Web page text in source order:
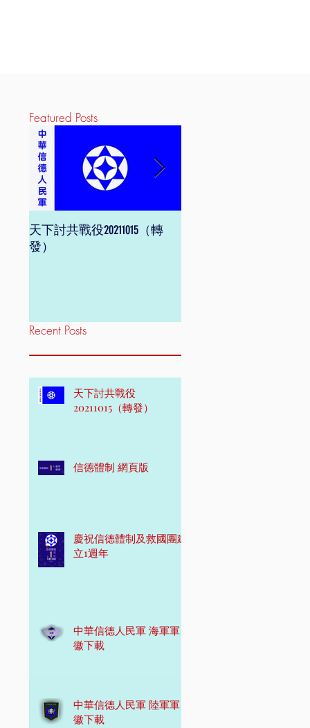
Featured Posts
天下討共戰役20211015（轉
發）
Recent Posts
天下討共戰役
20211015（轉發）
信德體制 網頁版
慶祝信德體制及救國團建
立1週年
中華信德人民軍 海軍軍
徽下載
中華信德人民軍 陸軍軍
徽下載